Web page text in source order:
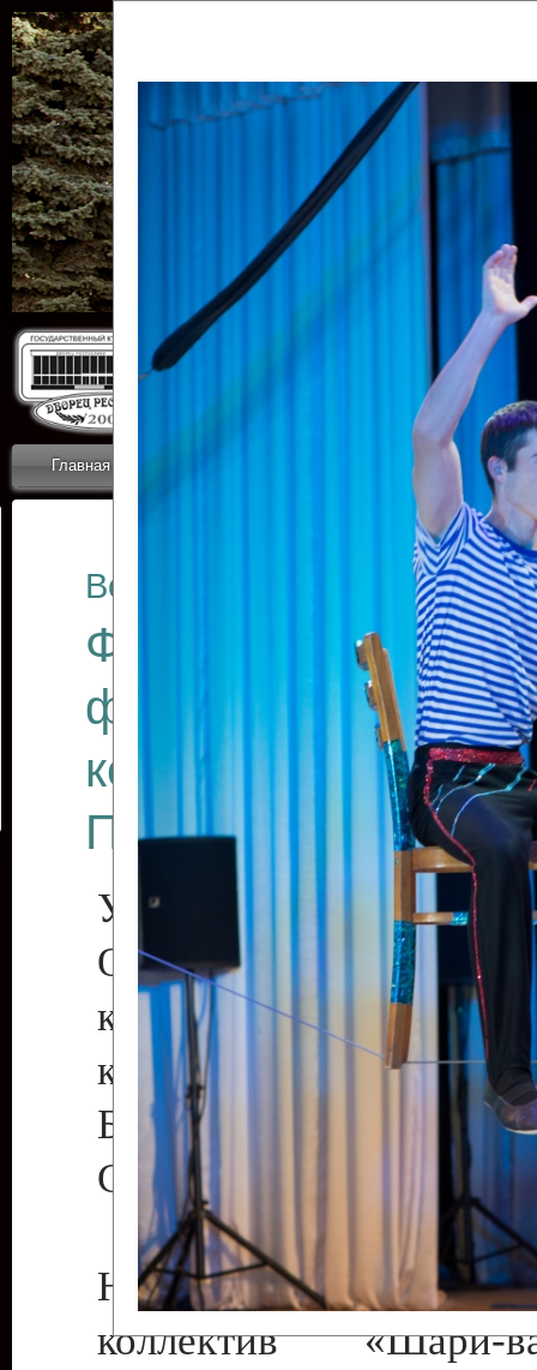
Главная Новости
ОТЧЕТЫ ГКЦ
Все отчеты
Финал
фестиваля
коллективов
Приднестровского
Участники фестиваля:
Образцовый
коллектив
культуры с.
Бендеры ,
Светлана Георгиевна
Народный цирковой
коллектив